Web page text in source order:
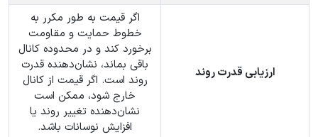
ارزیابی قدرت روند
اگر قیمت به‌ طور مکرر به
خطوط حمایت و مقاومت
برخورد کند و در محدوده کانال
باقی بماند، نشان‌دهنده قدرت
روند است. اگر قیمت از کانال
خارج شود، ممکن است
نشان‌دهنده تغییر روند یا
افزایش نوسانات باشد.